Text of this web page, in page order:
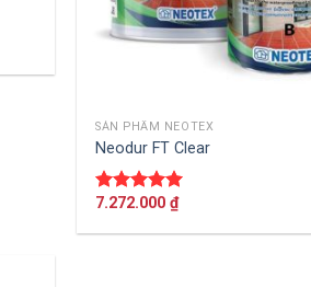
THÊM VÀO GIỎ HÀNG
SẢN PHẨM NEOTEX
Neodur FT Clear
Được xếp
5 sao
7.272.000₫